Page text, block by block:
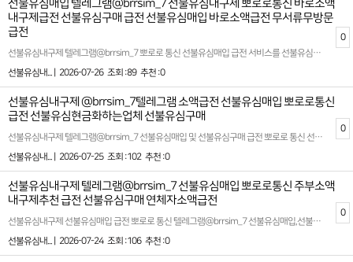
선불유심매입 텔레그램@brrsim_7 선불유심내구제 뽀로로통신 바로소액
내구제급전 선불유심구매 급전 선불유심매입 바로소액급전 무서류무방문
급전
선불유심내구제 텔레그램@brrsim_7 뽀로로 통신 선불유심매입 급전 서비스를 선불유심구매 전문으로 제공하는 저희 플랫폼은 고객님들의 긴급한 자금 문제를 빠르고 효율적으로 해결할 수 있도록 최선을 다하고 있습니다 특히, 모바일을 통해 처리 가능한 소액 대출과 관련된 다양한 솔루션을 제안하며, 최대 회선을 활용한 내구제 서비스도 함께 운영하고 있습니다. 2026년 트렌드와 법적 기준에 맞춘 안전하고 신뢰도 높은 서비스를 기반으로, 고객님들이 안심하고 이용하실 수 있도록 투명한 프로세스를 제공합니다. 당사의 핵심 목표는 합법적인 절차를 통해 편리함과 실질적인 도움을 드리는 것입니다. 뽀로로통신 선불유심내구제 최대회선 진행문의 뽀로로통신 선불 유심 내구제를 활용하면, 기존의 복잡한 대출 시스템에서 벗어나 누구나 쉽고 빠르게 필요한 자금을 조달받을 수 있습니다. 특히 모바일 기반의 서비스는 시간적 제약 없이 언제 어디서나 간편하게 이용할 수 있어 많은 고객님들께 호평을 받고 있습니다. 또한, 모든 과정은 법적 가이드라인을 준수하며 진행되므로 신뢰도를 더욱 강화합니다. 소액바로급전대출 서비스는 예기치 못한 재정적 필요를 충족시키기 위해 설계되었습니다. 이를 통해 고객님들은 긴급 상황에서도 재정적인 안정감을 되찾을 수 있으며, 신속하고 원활한 대출 과정을 경험하실 수 있습니다. 저희는 고객의 만족을 최우선 과제로 삼고, 한 사람 한 사람의 상황에 맞는 맞춤형 솔루션을 제공합니다. 뽀로로통신의 서비스를 통해 보다 편리하고 안정적인 재정 계획을 수립해 보시길 바랍니다. 확실한 파트너와 함께하세요 시간 낭비와 신용 하락을 막는 가장 좋은 방법은 처음부터 제대로 된 전문가를 만나는 것입니다 홈페이지: https://brrsim77.isweb.co.kr 홈페이지: https://litt.ly/brrsim7
선불유심내... |
2026-07-26 조회 :89 추천 :0
0
선불유심내구제 @brrsim_7텔레그램 소액급전 선불유심매입 뽀로로통신
급전 선불유심현금화하는업체 선불유심구매
선불유심내구제 텔레그램@brrsim_7 선불유심매입 및 선불유심구매 급전 뽀로로 통신 선불유심현금화를 전문으로 하는 정식 통신 마케킹업체입니다 급전대출‚급전¸소액급전ˏ가개통،폰테크،내구제¸폰내구제‚유심내구제ˎ핸드폰내구제ˏ대출ˏ소액대출ˎ무직자대출ˏ선불유심‚선불폰‚급전ˏ급한돈ˏ꽁돈،대출이자،무이자대출¸작업대출‚바로급전‚바로지급ˎ주부대출¸소액급전¸신용대출‚선불내구제‚상조내구제‚알뜰폰개통‚ 무직자,신불자,회생자,연체자,대학생 등 만 19세 이상 누구나 바로 소액급전을 안전하게 받아 볼수 있는 안심 선불유심 내구제 전문기업니다 정식등록 선불유심내구제 정식업체 !100% 비대면 바로소액급전 가능 ! 신용점수 부담 NO !단기소액 지원 긴급 생계비지원 소액대출로 실질적인 도음을 제공해드립니다 ! 개인정보 보호 시스템 강화 뽀로로 통신 선불유심내구제는 고객의 신뢰를 최우선 가치로 삼습니다 !모든 상담은 비밀보장하에 안전하게 진행되며 전문 상담사가 고객님의 상황에 맞는 최적의 상품을 안내해드립니다 ! 확실한 파트너와 함께하세요 시간 낭비와 신용 하락을 막는 가장 좋은 방법은 처음부터 제대로 된 전문가를 만나는 것입니다 홈페이지: https://brrsim77.isweb.co.kr 홈페이지: https://litt.ly/brrsim7
선불유심내... |
2026-07-25 조회 :102 추천 :0
0
선불유심내구제 텔레그램@brrsim_7 선불유심매입 뽀로로통신 주부소액
내구제추천 급전 선불유심구매 연체자소액급전
선불유심내구제 선불유심매입 급전 뽀로로 통신 텔레그램@brrsim_7 선불유심매입,선불유심구매,갑작스러운 급전,소액급전ˏ가개통،폰테크،내구제¸폰내구제‚유심내구제ˎ핸드폰내구제ˏ대출ˏ소액대출ˎ무직자대출ˏ선불유심,병원비,공과금,월세,생활비 등 긴급한 상황에서 빠르고 안전하게 생계자금을 확보할수 있습니다 고객 한분 한분의 상황을 이해하고 신용이나 작업 유무와 상관없이 모두가 이용할수 있는 맞춤형 내구제 서비스를 제공합니다! 급하게 필요한 자금 이제 혼자 고민하지마세요! 뽀로로 통신 선불유심내구제가 신속하고 안전한 방법으로 여러분의 생활에 도움을 드리겠습니다 바로 소액 현금화 생계자금 지원이 필요하다면 뽀로로 통신과 함께하세요 무직자,대학생,회생자,신불자들도 부담없이 신청할수 있으며 투명하고 정직한 절차로 믿을수 있는 업체입니다 확실한 파트너와 함께하세요 시간 낭비와 신용 하락을 막는 가장 좋은 방법은 처음부터 제대로 된 전문가를 만나는 것입니다 텔레그램@brrsim_7 고객님의 상황을 최우선으로 고려하여 최적의 결과를 만들어 드립니다 홈페이지: https://brrsim77.isweb.co.kr 홈페이지: https://litt.ly/brrsim7
선불유심내... |
2026-07-24 조회 :106 추천 :0
0